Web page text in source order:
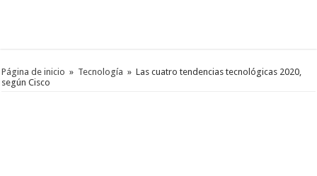
Página de inicio » Tecnología » Las cuatro tendencias tecnológicas 2020,
según Cisco